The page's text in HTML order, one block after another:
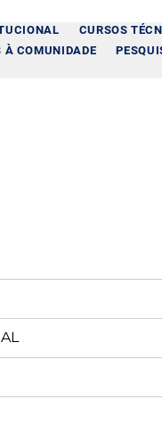
CURSOS
À COMUNIDADE